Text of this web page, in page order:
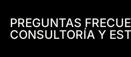
PREGUNTAS
CONSULTORÍA Y